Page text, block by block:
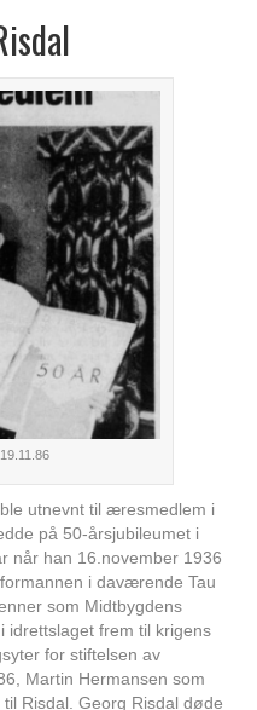
utnevnt til æresmedlem i
på 50-årsjubileumet i
når han 16.november 1936
i daværende Tau
som Midtbygdens
idrettslaget frem til krigens
for stiftelsen av
Martin Hermansen som
Risdal. Georg Risdal døde